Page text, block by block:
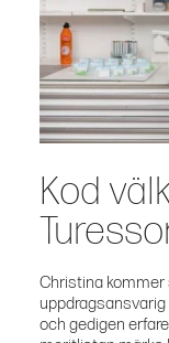
Kontakt
Kod
Christina
och gedigen